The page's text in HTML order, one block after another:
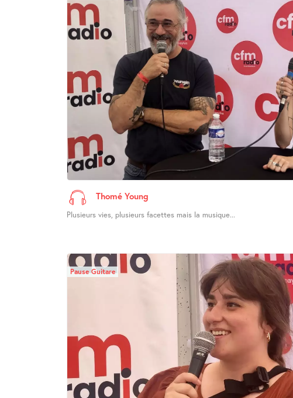
Thomé Young
Plusieurs vies, plusieurs facettes mais la musique...
Pause Guitare